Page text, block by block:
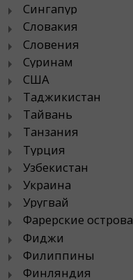
Сингапур
Словакия
Словения
Суринам
США
Таджикистан
Тайвань
Танзания
Турция
Узбекистан
Украина
Уругвай
Фарерские острова
Фиджи
Филиппины
Финляндия